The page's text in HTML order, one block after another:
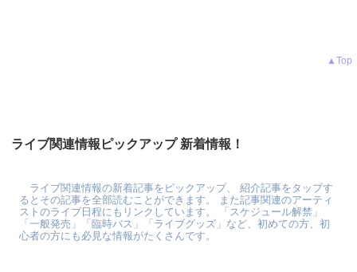
▲Top
ライブ関連情報ピックアップ 新着情報！
ライブ関連情報の新着記事をピックアップ、 紹介記事をタップす
るとその記事を全部読むことができます。 また記事関連のアーティ
ストのライブ日程にもリンクしています。 「スケジュール解禁」
「一般発売」「臨時バス」「ライブグッズ」など、初めての方、初
心者の方にも必見な情報がたくさんです。